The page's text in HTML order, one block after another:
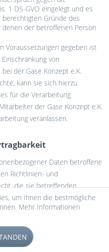
1 DS-GVO eingelegt und es
Gründe des
der betroffenen Person
Voraussetzungen gegeben ist
von
der Gase Konzept e.K.
kann sie sich hierzu
für die Verarbeitung
der Gase Konzept e.K.
veranlassen.
Daten betroffene
Richtlinien- und
die sie betreffenden
durch die betroffene Person
wurden, in einem
diese Daten einem
durch den
um Ihnen die bestmögliche
Mehr Informationen